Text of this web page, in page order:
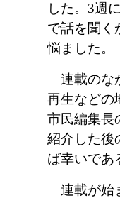
した。3週
で話を聞く
悩ました。
連載のな
再生などの
市民編集長
紹介した後
ば幸いであ
連載が始